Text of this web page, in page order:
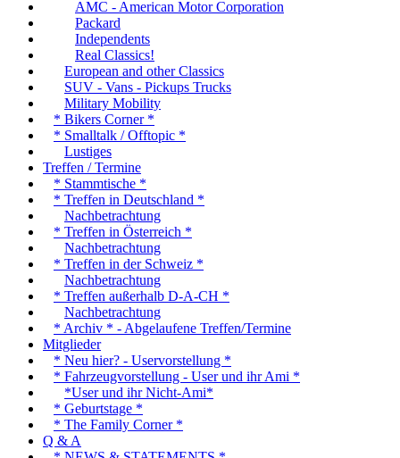
AMC - American Motor Corporation
Packard
Independents
Real Classics!
European and other Classics
SUV - Vans - Pickups Trucks
Military Mobility
* Bikers Corner *
* Smalltalk / Offtopic *
Lustiges
Treffen / Termine
* Stammtische *
* Treffen in Deutschland *
Nachbetrachtung
* Treffen in Österreich *
Nachbetrachtung
* Treffen in der Schweiz *
Nachbetrachtung
* Treffen außerhalb D-A-CH *
Nachbetrachtung
* Archiv * - Abgelaufene Treffen/Termine
Mitglieder
* Neu hier? - Uservorstellung *
* Fahrzeugvorstellung - User und ihr Ami *
*User und ihr Nicht-Ami*
* Geburtstage *
* The Family Corner *
Q & A